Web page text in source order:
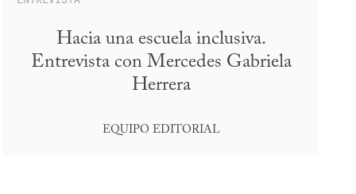
Hacia una escuela inclusiva.
Entrevista con Mercedes Gabriela
Herrera
EQUIPO EDITORIAL